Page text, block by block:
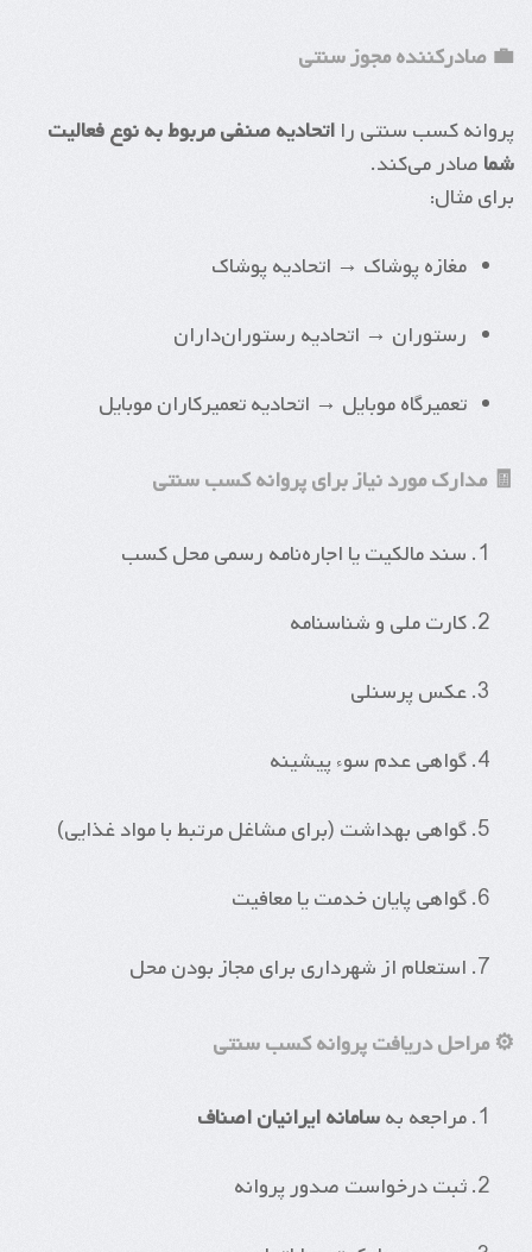
💼 صادرکننده مجوز سنتی
پروانه کسب سنتی را اتحادیه صنفی مربوط به نوع فعالیت
شما صادر می‌کند.
برای مثال:
مغازه پوشاک → اتحادیه پوشاک
رستوران → اتحادیه رستوران‌داران
تعمیرگاه موبایل → اتحادیه تعمیرکاران موبایل
🧾 مدارک مورد نیاز برای پروانه کسب سنتی
سند مالکیت یا اجاره‌نامه رسمی محل کسب
کارت ملی و شناسنامه
عکس پرسنلی
گواهی عدم سوء پیشینه
گواهی بهداشت (برای مشاغل مرتبط با مواد غذایی)
گواهی پایان خدمت یا معافیت
استعلام از شهرداری برای مجاز بودن محل
⚙️ مراحل دریافت پروانه کسب سنتی
مراجعه بهسامانه ایرانیان اصناف
ثبت درخواست صدور پروانه